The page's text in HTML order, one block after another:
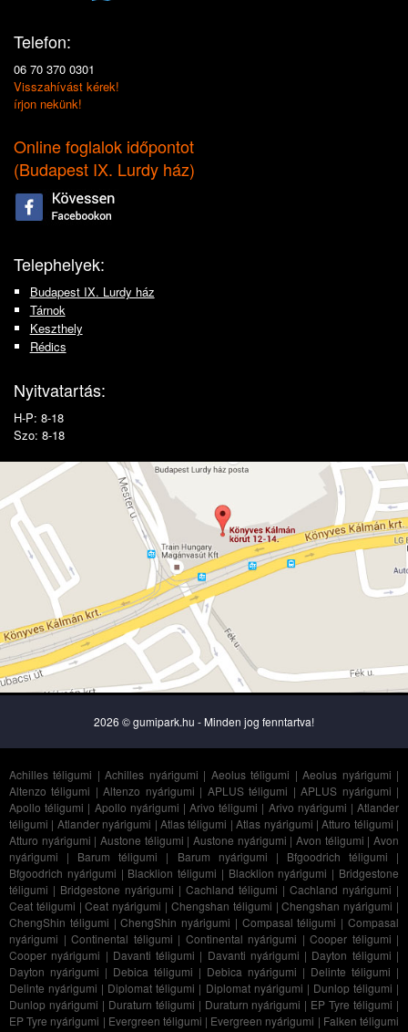
Telefon:
06 70 370 0301
Visszahívást kérek!
írjon nekünk!
Online foglalok időpontot
(Budapest IX. Lurdy ház)
Telephelyek:
Budapest IX. Lurdy ház
Tárnok
Keszthely
Rédics
Nyitvatartás:
H-P: 8-18
Szo: 8-18
2026 © gumipark.hu - Minden jog fenntartva!
Achilles téligumi |Achilles nyárigumi | Aeolus téligumi |Aeolus nyárigumi |
Altenzo téligumi |Altenzo nyárigumi | APLUS téligumi |APLUS nyárigumi |
Apollo téligumi | Apollo nyárigumi |Arivo téligumi | Arivo nyárigumi |Atlander
téligumi | Atlander nyárigumi | Atlas téligumi |Atlas nyárigumi |Atturo téligumi |
Atturo nyárigumi |Austone téligumi |Austone nyárigumi |Avon téligumi |Avon
nyárigumi | Barum téligumi | Barum nyárigumi | Bfgoodrich téligumi |
Bfgoodrich nyárigumi | Blacklion téligumi | Blacklion nyárigumi | Bridgestone
téligumi | Bridgestone nyárigumi | Cachland téligumi | Cachland nyárigumi |
Ceat téligumi |Ceat nyárigumi | Chengshan téligumi |Chengshan nyárigumi |
ChengShin téligumi |ChengShin nyárigumi | Compasal téligumi |Compasal
nyárigumi | Continental téligumi | Continental nyárigumi | Cooper téligumi |
Cooper nyárigumi | Davanti téligumi | Davanti nyárigumi | Dayton téligumi |
Dayton nyárigumi | Debica téligumi | Debica nyárigumi | Delinte téligumi |
Delinte nyárigumi | Diplomat téligumi | Diplomat nyárigumi | Dunlop téligumi |
Dunlop nyárigumi | Duraturn téligumi | Duraturn nyárigumi | EP Tyre téligumi |
EP Tyre nyárigumi | Evergreen téligumi | Evergreen nyárigumi | Falken téligumi